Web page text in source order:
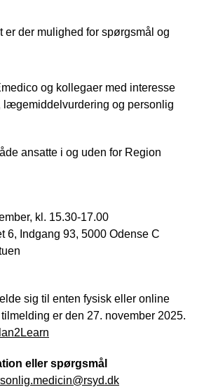
er der mulighed for spørgsmål og
og kollegaer med interesse
lægemiddelvurdering og personlig
ansatte i og uden for Region
kl. 15.30-17.00
6, Indgang 93, 5000 Odense C
sig til enten fysisk eller online
er den 27. november 2025.
eller spørgsmål